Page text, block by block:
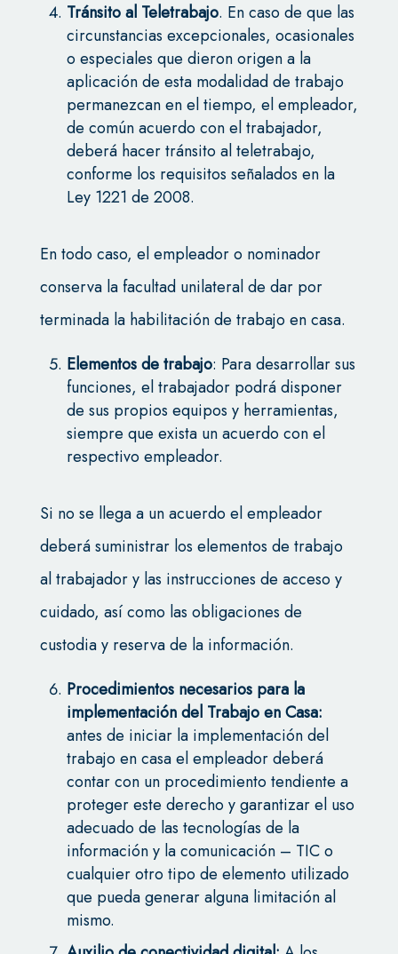
Tránsito al Teletrabajo. En caso de que las
circunstancias excepcionales, ocasionales
o especiales que dieron origen a la
aplicación de esta modalidad de trabajo
permanezcan en el tiempo, el empleador,
de común acuerdo con el trabajador,
deberá hacer tránsito al teletrabajo,
conforme los requisitos señalados en la
Ley 1221 de 2008.
En todo caso, el empleador o nominador
conserva la facultad unilateral de dar por
terminada la habilitación de trabajo en casa.
Elementos de trabajo: Para desarrollar sus
funciones, el trabajador podrá disponer
de sus propios equipos y herramientas,
siempre que exista un acuerdo con el
respectivo empleador.
Si no se llega a un acuerdo el empleador
deberá suministrar los elementos de trabajo
al trabajador y las instrucciones de acceso y
cuidado, así como las obligaciones de
custodia y reserva de la información.
Procedimientos necesarios para la
implementación del Trabajo en Casa:
antes de iniciar la implementación del
trabajo en casa el empleador deberá
contar con un procedimiento tendiente a
proteger este derecho y garantizar el uso
adecuado de las tecnologías de la
información y la comunicación – TIC o
cualquier otro tipo de elemento utilizado
que pueda generar alguna limitación al
mismo.